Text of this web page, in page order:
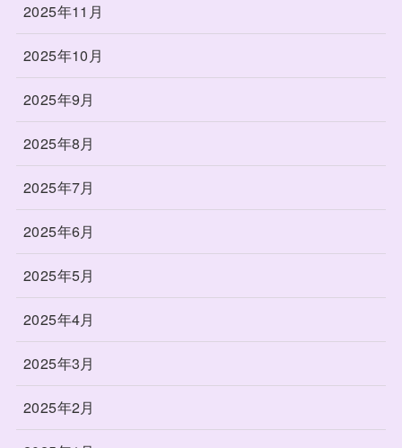
2025年11月
2025年10月
2025年9月
2025年8月
2025年7月
2025年6月
2025年5月
2025年4月
2025年3月
2025年2月